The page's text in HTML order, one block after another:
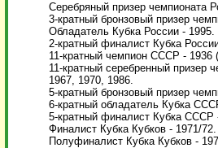
Серебряный призер чемпионата
3-кратный бронзовый призер
Обладатель Кубка России - 1995.
2-кратный финалист Кубка
11-кратный чемпион СССР - 1936
11-кратный серебренный призер
1967, 1970, 1986.
5-кратный бронзовый призер
6-кратный обладатель Кубка
5-кратный финалист Кубка СССР
Финалист Кубка Кубков - 1971/72.
Полуфиналист Кубка Кубков -